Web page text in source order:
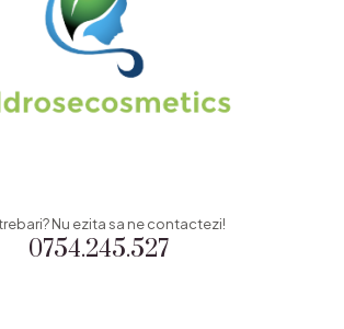
0754.245.527
Nu ezita sa ne contactezi!